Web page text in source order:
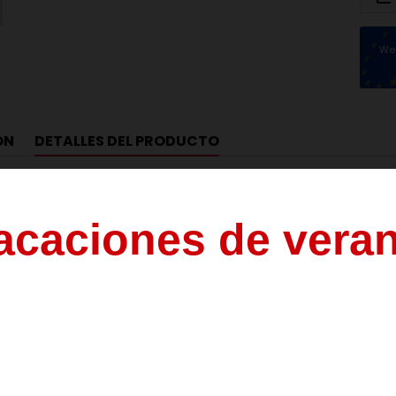
DETALLES DEL PRODUCTO
caciones de vera